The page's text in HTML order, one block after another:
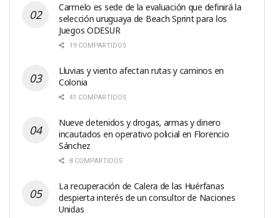
Carmelo es sede de la evaluación que definirá la
selección uruguaya de Beach Sprint para los
Juegos ODESUR
19 COMPARTIDOS
Lluvias y viento afectan rutas y caminos en
Colonia
41 COMPARTIDOS
Nueve detenidos y drogas, armas y dinero
incautados en operativo policial en Florencio
Sánchez
8 COMPARTIDOS
La recuperación de Calera de las Huérfanas
despierta interés de un consultor de Naciones
Unidas